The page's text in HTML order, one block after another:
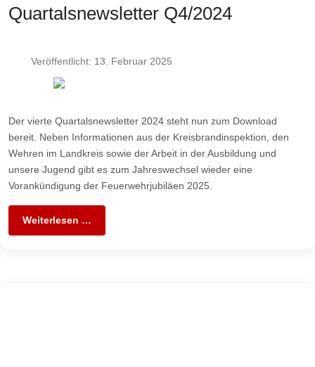
Quartalsnewsletter Q4/2024
Veröffentlicht: 13. Februar 2025
Der vierte Quartalsnewsletter 2024 steht nun zum Download
bereit. Neben Informationen aus der Kreisbrandinspektion, den
Wehren im Landkreis sowie der Arbeit in der Ausbildung und
unsere Jugend gibt es zum Jahreswechsel wieder eine
Vorankündigung der Feuerwehrjubiläen 2025.
Weiterlesen …